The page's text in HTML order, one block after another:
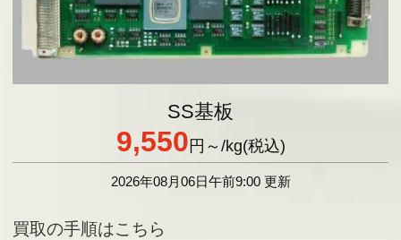
SS基板
9,550円 ～/kg(税込)
2026年08月06日午前9:00 更新
買取の手順はこちら